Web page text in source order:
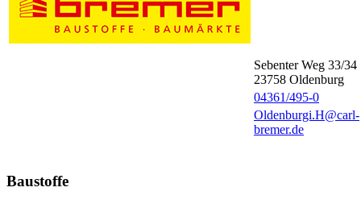
Sebenter Weg 33/34
23758 Oldenburg
04361/495-0
Oldenburgi.H@carl-
bremer.de
Baustoffe